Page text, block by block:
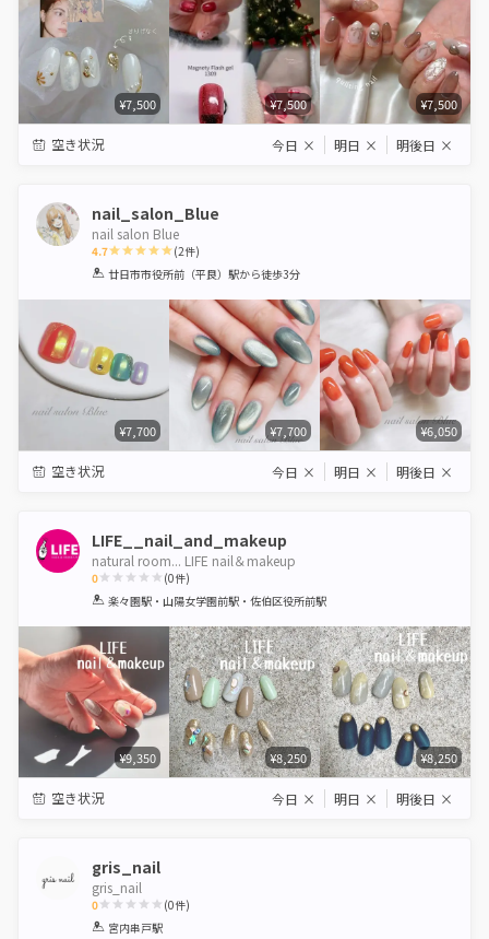
¥7,500 ¥7,500 ¥7,500
空き状況 今日 × 明日 × 明後日 ×
nail_salon_Blue
nail salon Blue
4.7
1 2 3 4 5
(2件)
廿日市市役所前（平良）駅から徒歩3分
¥7,700 ¥7,700 ¥6,050
空き状況 今日 × 明日 × 明後日 ×
LIFE__nail_and_makeup
natural room... LIFE nail＆makeup
0
1 2 3 4 5
(0件)
楽々園駅・山陽女学園前駅・佐伯区役所前駅
¥9,350 ¥8,250 ¥8,250
空き状況 今日 × 明日 × 明後日 ×
gris_nail
gris_nail
0
1 2 3 4 5
(0件)
宮内串戸駅